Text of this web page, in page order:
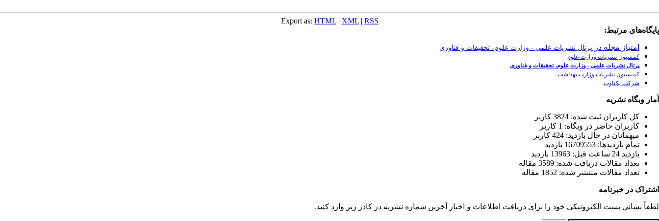
Export as: HTML| XML| RSS
پایگاه‌های مرتبط:
امتیاز مجله در پرتال نشریات علمی - وزارت علوم، تحقیقات و فناوری
کمسیون نشریات وزارت علوم
پرتال نشریات علمی - وزارت علوم، تحقیقات و فناوری
کمیسیون نشریات وزارت بهداشت
شرکت یکتاوب
آمار وبگاه نشریه
كل کاربران ثبت شده: 3824 کاربر
کاربران حاضر در وبگاه: 1 کاربر
ميهمانان در حال بازديد: 424 کاربر
تمام بازديد‌ها: 16709553 بازدید
بازديد 24 ساعت قبل: 13963 بازدید
تعداد مقالات دریافت شده: 3589 مقاله
تعداد مقالات منتشر شده: 1852 مقاله
اشتراک در خبرنامه
لطفاً نشاني پست الكترونيكی خود را برای دريافت اطلاعات و اخبار آخرین شماره نشریه در كادر زير وارد كنيد.